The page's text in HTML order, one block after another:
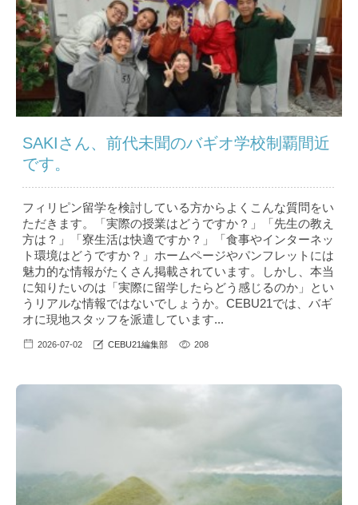
SAKIさん、前代未聞のバギオ学校制覇間近
です。
フィリピン留学を検討している方からよくこんな質問をい
ただきます。「実際の授業はどうですか？」「先生の教え
方は？」「寮生活は快適ですか？」「食事やインターネッ
ト環境はどうですか？」ホームページやパンフレットには
魅力的な情報がたくさん掲載されています。しかし、本当
に知りたいのは「実際に留学したらどう感じるのか」とい
うリアルな情報ではないでしょうか。CEBU21では、バギ
オに現地スタッフを派遣しています...
2026-07-02 CEBU21編集部 208